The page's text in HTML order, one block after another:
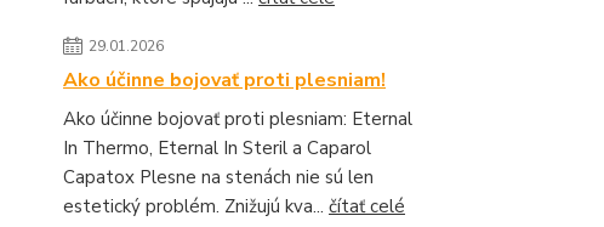
29.01.2026
Ako účinne bojovať proti plesniam!
Ako účinne bojovať proti plesniam: Eternal
In Thermo, Eternal In Steril a Caparol
Capatox Plesne na stenách nie sú len
estetický problém. Znižujú kva... čítať celé